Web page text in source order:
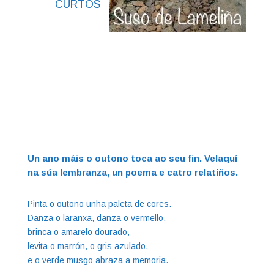
CURTOS
Un ano máis o outono toca ao seu fin. Velaquí
na súa lembranza, un poema e catro relatiños.
Pinta o outono unha paleta de cores.
Danza o laranxa, danza o vermello,
brinca o amarelo dourado,
levita o marrón, o gris azulado,
e o verde musgo abraza a memoria.